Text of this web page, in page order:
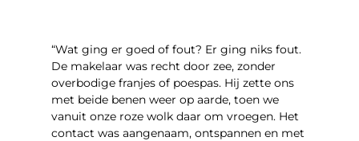
“Wat ging er goed of fout? Er ging niks fout.
De makelaar was recht door zee, zonder
overbodige franjes of poespas. Hij zette ons
met beide benen weer op aarde, toen we
vanuit onze roze wolk daar om vroegen. Het
contact was aangenaam, ontspannen en met